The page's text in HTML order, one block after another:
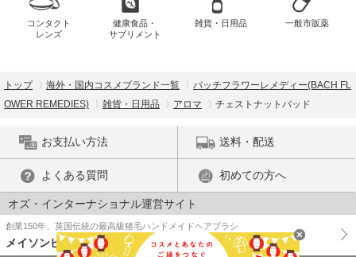
コンタクト
レンズ
健康食品・
サプリメント
雑貨・日用品 一般市販薬
トップ 海外・国内コスメブランド一覧
バッチフラワーレメディー(BACH FL
OWER REMEDIES)
雑貨・日用品 アロマ チェストナットバッド
お支払い方法 送料・配送
よくある質問 初めての方へ
オズ・インターナショナル運営サイト
創業150年、英国伝統の最高級猪毛ハンドメイドヘアブラシ
メイソンピアソン